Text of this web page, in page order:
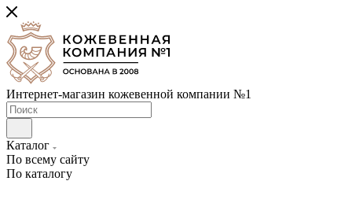
Интернет-магазин кожевенной компании №1
Каталог
По всему сайту
По каталогу